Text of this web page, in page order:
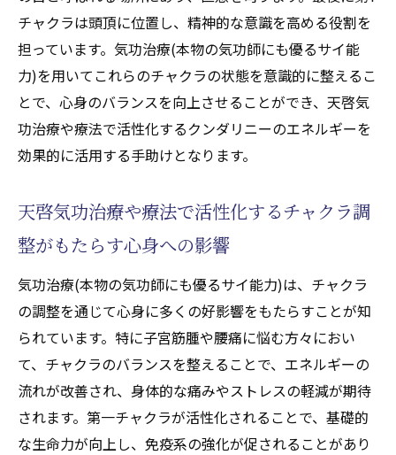
チャクラは頭頂に位置し、精神的な意識を高める役割を
担っています。気功治療(本物の気功師にも優るサイ能
力)を用いてこれらのチャクラの状態を意識的に整えるこ
とで、心身のバランスを向上させることができ、天啓気
功治療や療法で活性化するクンダリニーのエネルギーを
効果的に活用する手助けとなります。
天啓気功治療や療法で活性化するチャクラ調
整がもたらす心身への影響
気功治療(本物の気功師にも優るサイ能力)は、チャクラ
の調整を通じて心身に多くの好影響をもたらすことが知
られています。特に子宮筋腫や腰痛に悩む方々におい
て、チャクラのバランスを整えることで、エネルギーの
流れが改善され、身体的な痛みやストレスの軽減が期待
されます。第一チャクラが活性化されることで、基礎的
な生命力が向上し、免疫系の強化が促されることがあり